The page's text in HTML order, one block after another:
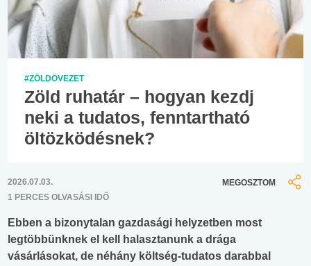
#ZÖLDÖVEZET
Zöld ruhatár – hogyan kezdj
neki a tudatos, fenntartható
öltözködésnek?
2026.07.03.
1 PERCES OLVASÁSI IDŐ
MEGOSZTOM
Ebben a bizonytalan gazdasági helyzetben most
legtöbbünknek el kell halasztanunk a drága
vásárlásokat, de néhány költség-tudatos darabbal